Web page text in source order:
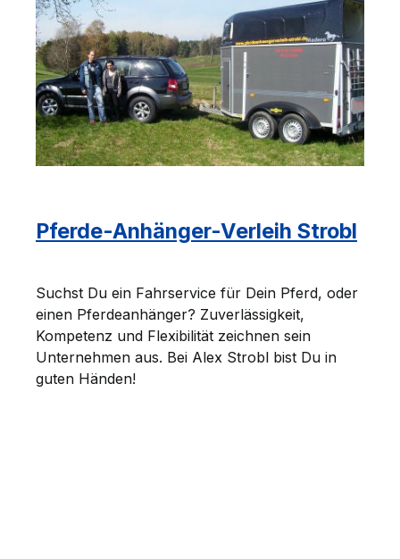
Pferde-Anhänger-Verleih Strobl
Suchst Du ein Fahrservice für Dein Pferd, oder
einen Pferdeanhänger? Zuverlässigkeit,
Kompetenz und Flexibilität zeichnen sein
Unternehmen aus. Bei Alex Strobl bist Du in
guten Händen!